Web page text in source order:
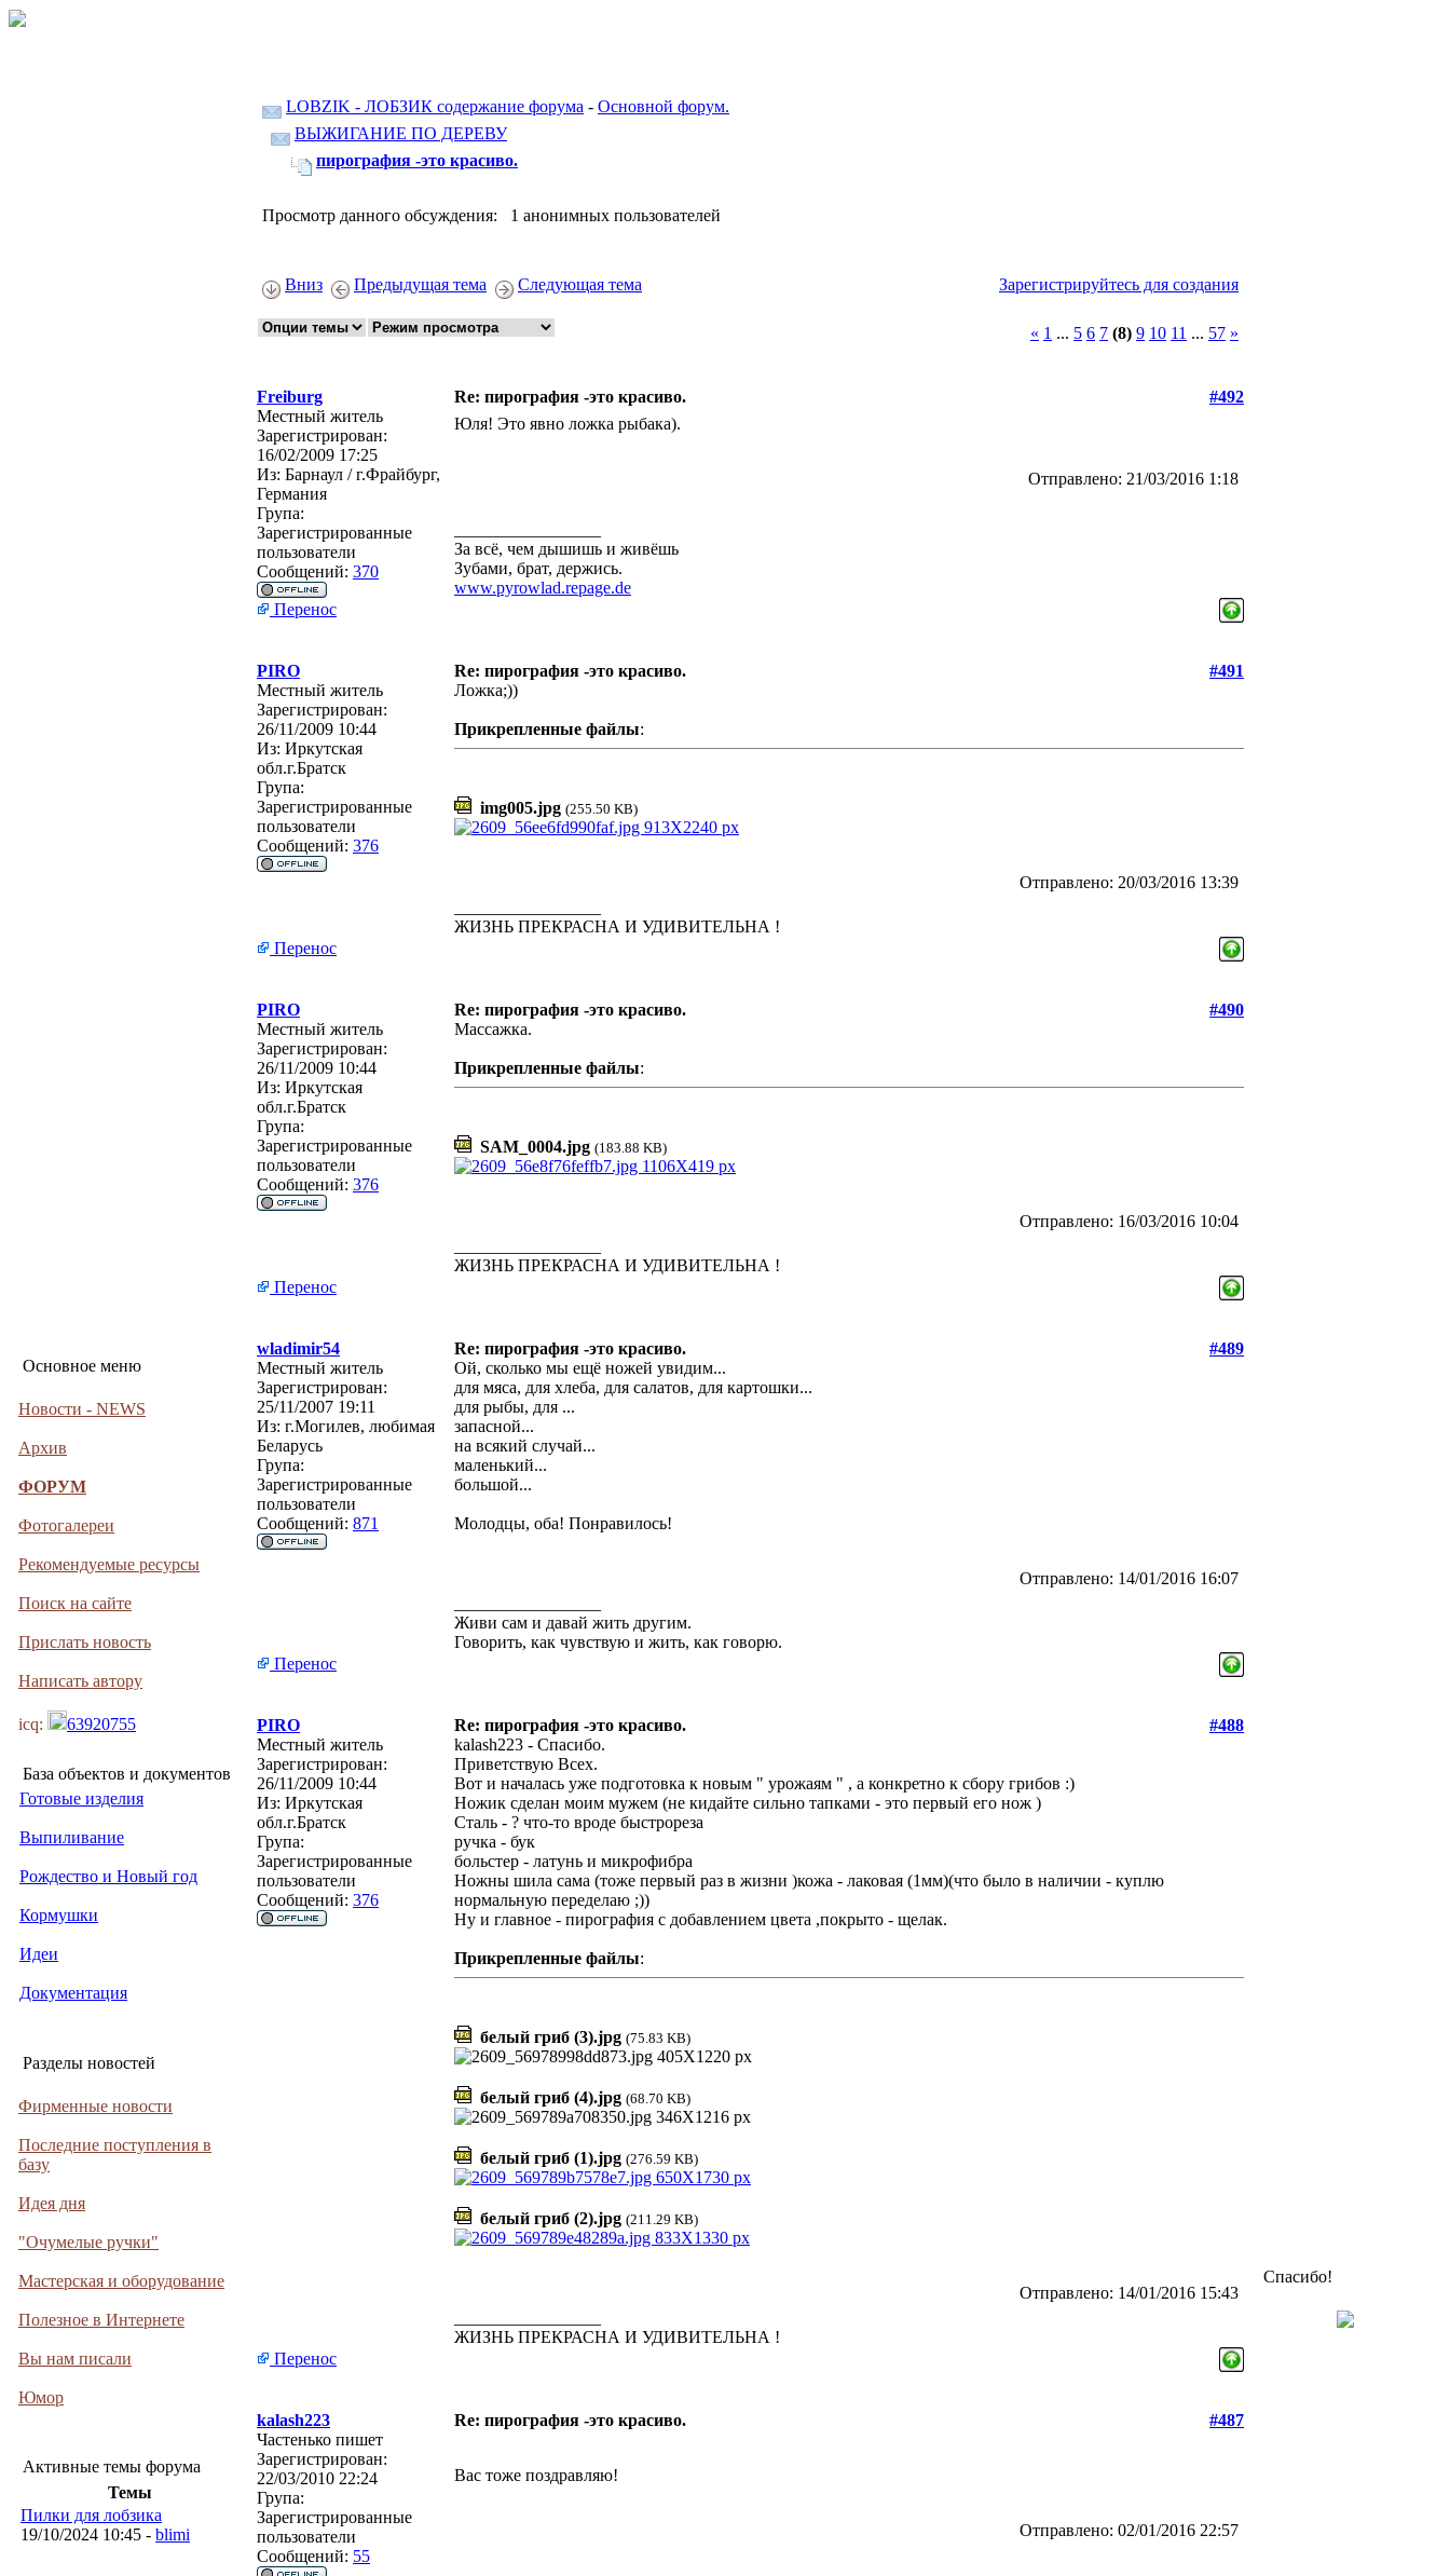
Основное меню
Новости - NEWS
Архив
ФОРУМ
Фотогалереи
Рекомендуемые ресурсы
Поиск на сайте
Прислать новость
Написать автору
icq: 63920755
База объектов и документов
Готовые изделия
Выпиливание
Рождество и Новый год
Кормушки
Идеи
Документация
Разделы новостей
Фирменные новости
Последние поступления в
базу
Идея дня
"Очумелые ручки"
Мастерская и оборудование
Полезное в Интернете
Вы нам писали
Юмор
Активные темы форума
Темы
Пилки для лобзика
19/10/2024 10:45 - blimi
LOBZIK - ЛОБЗИК содержание форума - Основной форум.
ВЫЖИГАНИЕ ПО ДЕРЕВУ
пирография -это красиво.
Просмотр данного обсуждения: 1 анонимных пользователей
Вниз Предыдущая тема Следующая тема Зарегистрируйтесь для создания
« 1 ... 5 6 7 (8) 9 10 11 ... 57 »
Freiburg Re: пирография -это красиво.
#492
Местный житель
Зарегистрирован:
16/02/2009 17:25
Из: Барнаул / г.Фрайбург,
Германия
Група:
Зарегистрированные
пользователи
Сообщений: 370
Юля! Это явно ложка рыбака).
Отправлено: 21/03/2016 1:18
За всё, чем дышишь и живёшь
Зубами, брат, держись.
www.pyrowlad.repage.de
Перенос
PIRO Re: пирография -это красиво.
#491
Местный житель
Зарегистрирован:
26/11/2009 10:44
Из: Иркутская
обл.г.Братск
Група:
Зарегистрированные
пользователи
Сообщений: 376
Ложка;))
Прикрепленные файлы:
img005.jpg (255.50 KB)
Отправлено: 20/03/2016 13:39
ЖИЗНЬ ПРЕКРАСНА И УДИВИТЕЛЬНА !
Перенос
PIRO Re: пирография -это красиво.
#490
Местный житель
Зарегистрирован:
26/11/2009 10:44
Из: Иркутская
обл.г.Братск
Група:
Зарегистрированные
пользователи
Сообщений: 376
Массажка.
Прикрепленные файлы:
SAM_0004.jpg (183.88 KB)
Отправлено: 16/03/2016 10:04
ЖИЗНЬ ПРЕКРАСНА И УДИВИТЕЛЬНА !
Перенос
wladimir54 Re: пирография -это красиво.
#489
Местный житель
Зарегистрирован:
25/11/2007 19:11
Из: г.Могилев, любимая
Беларусь
Група:
Зарегистрированные
пользователи
Сообщений: 871
Ой, сколько мы ещё ножей увидим...
для мяса, для хлеба, для салатов, для картошки...
для рыбы, для ...
запасной...
на всякий случай...
маленький...
большой...
Молодцы, оба! Понравилось!
Отправлено: 14/01/2016 16:07
Живи сам и давай жить другим.
Говорить, как чувствую и жить, как говорю.
Перенос
PIRO Re: пирография -это красиво.
#488
Местный житель
Зарегистрирован:
26/11/2009 10:44
Из: Иркутская
обл.г.Братск
Група:
Зарегистрированные
пользователи
Сообщений: 376
kalash223 - Спасибо.
Приветствую Всех.
Вот и началась уже подготовка к новым " урожаям " , а конкретно к сбору грибов :)
Ножик сделан моим мужем (не кидайте сильно тапками - это первый его нож )
Сталь - ? что-то вроде быстрореза
ручка - бук
больстер - латунь и микрофибра
Ножны шила сама (тоже первый раз в жизни )кожа - лаковая (1мм)(что было в наличии - куплю
нормальную переделаю ;))
Ну и главное - пирография с добавлением цвета ,покрыто - щелак.
Прикрепленные файлы:
белый гриб (3).jpg (75.83 KB)
белый гриб (4).jpg (68.70 KB)
белый гриб (1).jpg (276.59 KB)
белый гриб (2).jpg (211.29 KB)
Отправлено: 14/01/2016 15:43
ЖИЗНЬ ПРЕКРАСНА И УДИВИТЕЛЬНА !
Перенос
kalash223 Re: пирография -это красиво.
#487
Частенько пишет
Зарегистрирован:
22/03/2010 22:24
Група:
Зарегистрированные
пользователи
Сообщений: 55
Вас тоже поздравляю!
Отправлено: 02/01/2016 22:57
Спасибо!